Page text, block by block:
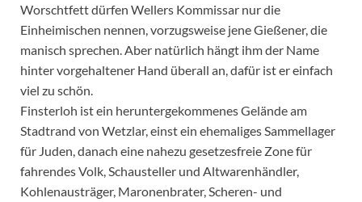
Worschtfett dürfen Wellers Kommissar nur die
Einheimischen nennen, vorzugsweise jene Gießener, die
manisch sprechen. Aber natürlich hängt ihm der Name
hinter vorgehaltener Hand überall an, dafür ist er einfach
viel zu schön.
Finsterloh ist ein heruntergekommenes Gelände am
Stadtrand von Wetzlar, einst ein ehemaliges Sammellager
für Juden, danach eine nahezu gesetzesfreie Zone für
fahrendes Volk, Schausteller und Altwarenhändler,
Kohlenausträger, Maronenbrater, Scheren- und